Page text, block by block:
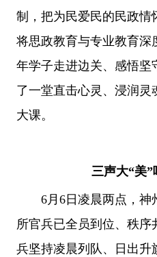
制，把为民爱民的民政情
将思政教育与专业教育深
年学子走进边关、感悟坚
了一堂直击心灵、浸润灵
大课。
三声大“美”
6月6日凌晨两点，神
所官兵已全员到位、秩序
兵坚持凌晨列队、日出升